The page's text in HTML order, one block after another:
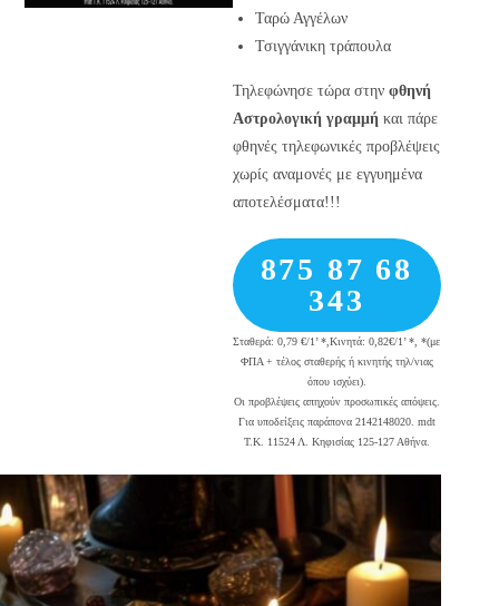
Ταρώ Αγγέλων
Τσιγγάνικη τράπουλα
Τηλεφώνησε τώρα στην φθηνή
Αστρολογική γραμμή και πάρε
φθηνές τηλεφωνικές προβλέψεις
χωρίς αναμονές με εγγυημένα
αποτελέσματα!!!
875 87 68
343
Σταθερά: 0,79 €/1’ *,Κινητά: 0,82€/1’ *, *(με
ΦΠΑ + τέλος σταθερής ή κινητής τηλ/νιας
όπου ισχύει).
Οι προβλέψεις απηχούν προσωπικές απόψεις.
Για υποδείξεις παράπονα 2142148020. mdt
Τ.Κ. 11524 Λ. Κηφισίας 125-127 Αθήνα.